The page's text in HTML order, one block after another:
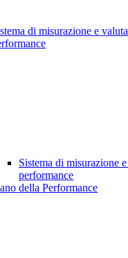
di misurazione e
Sistema di misurazione
performance
della Performance